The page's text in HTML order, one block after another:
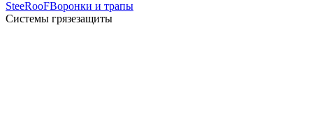
SteeRooFВоронки и трапы
Системы грязезащиты